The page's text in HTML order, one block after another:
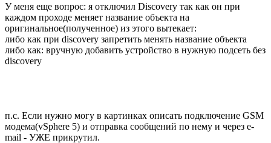
У меня еще вопрос: я отключил Discovery так как он при
каждом проходе меняет название объекта на
оригинальное(полученное) из этого вытекает:
либо как при discovery запретить менять название объекта
либо как: вручную добавить устройство в нужную подсеть без
discovery
п.с. Если нужно могу в картинках описать подключение GSM
модема(vSphere 5) и отправка сообщений по нему и через e-
mail - УЖЕ прикрутил.